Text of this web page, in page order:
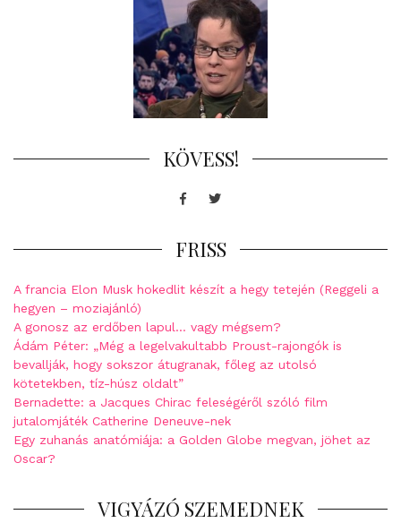
KÖVESS!
FacebookTwitter
FRISS
A francia Elon Musk hokedlit készít a hegy tetején (Reggeli a
hegyen – moziajánló)
A gonosz az erdőben lapul… vagy mégsem?
Ádám Péter: „Még a legelvakultabb Proust-rajongók is
bevallják, hogy sokszor átugranak, főleg az utolsó
kötetekben, tíz-húsz oldalt”
Bernadette: a Jacques Chirac feleségéről szóló film
jutalomjáték Catherine Deneuve-nek
Egy zuhanás anatómiája: a Golden Globe megvan, jöhet az
Oscar?
VIGYÁZÓ SZEMEDNEK